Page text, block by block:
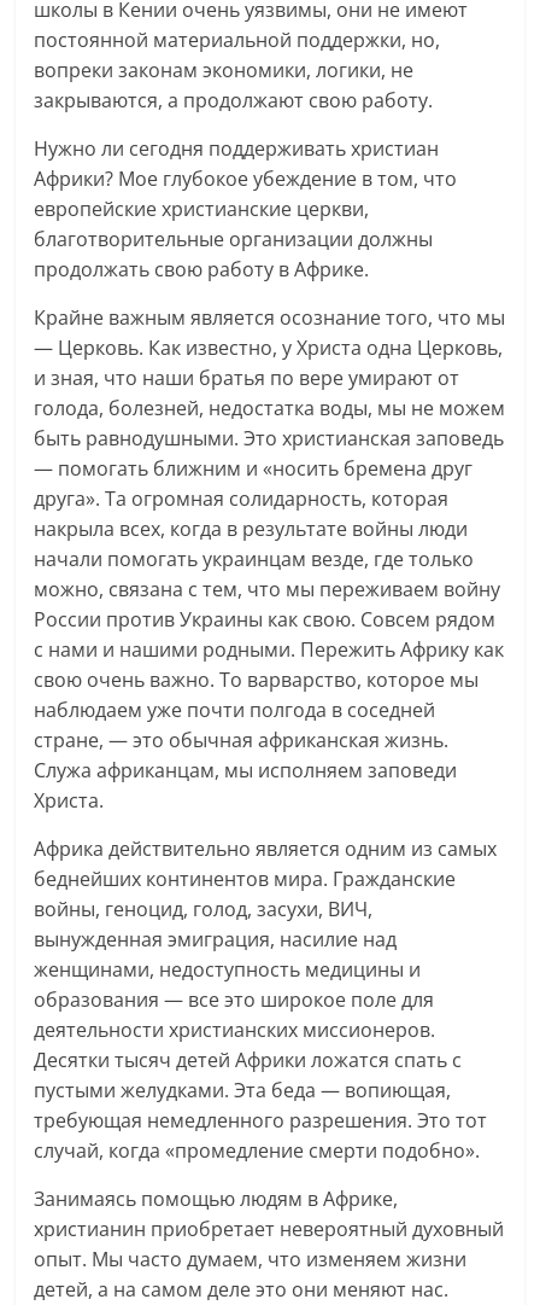
школы в Кении очень уязвимы, они не имеют
постоянной материальной поддержки, но,
вопреки законам экономики, логики, не
закрываются, а продолжают свою работу.
Нужно ли сегодня поддерживать христиан
Африки? Мое глубокое убеждение в том, что
европейские христианские церкви,
благотворительные организации должны
продолжать свою работу в Африке.
Крайне важным является осознание того, что мы
— Церковь. Как известно, у Христа одна Церковь,
и зная, что наши братья по вере умирают от
голода, болезней, недостатка воды, мы не можем
быть равнодушными. Это христианская заповедь
— помогать ближним и «носить бремена друг
друга». Та огромная солидарность, которая
накрыла всех, когда в результате войны люди
начали помогать украинцам везде, где только
можно, связана с тем, что мы переживаем войну
России против Украины как свою. Совсем рядом
с нами и нашими родными. Пережить Африку как
свою очень важно. То варварство, которое мы
наблюдаем уже почти полгода в соседней
стране, — это обычная африканская жизнь.
Служа африканцам, мы исполняем заповеди
Христа.
Африка действительно является одним из самых
беднейших континентов мира. Гражданские
войны, геноцид, голод, засухи, ВИЧ,
вынужденная эмиграция, насилие над
женщинами, недоступность медицины и
образования — все это широкое поле для
деятельности христианских миссионеров.
Десятки тысяч детей Африки ложатся спать с
пустыми желудками. Эта беда — вопиющая,
требующая немедленного разрешения. Это тот
случай, когда «промедление смерти подобно».
Занимаясь помощью людям в Африке,
христианин приобретает невероятный духовный
опыт. Мы часто думаем, что изменяем жизни
детей, а на самом деле это они меняют нас.